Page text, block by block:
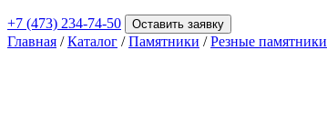
+7 (473) 234-74-50 Оставить заявку
Главная /Каталог /Памятники /Резные памятники